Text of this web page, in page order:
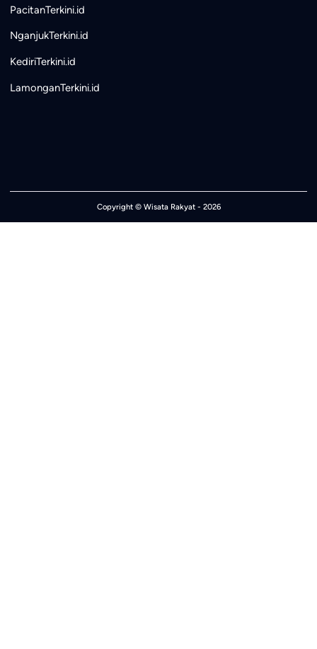
PacitanTerkini.id
NganjukTerkini.id
KediriTerkini.id
LamonganTerkini.id
Copyright © Wisata Rakyat- 2026